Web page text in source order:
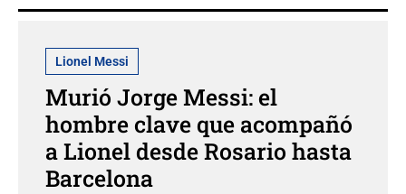
Lionel Messi
Murió Jorge Messi: el
hombre clave que acompañó
a Lionel desde Rosario hasta
Barcelona